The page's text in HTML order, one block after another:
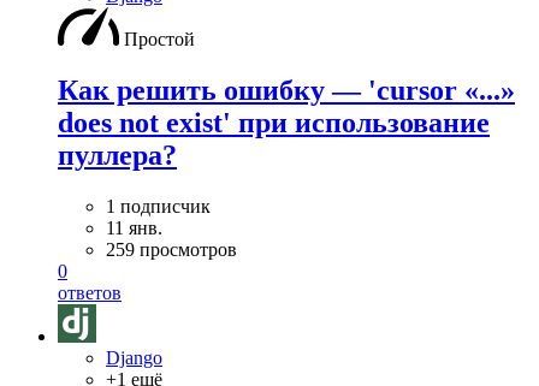
Простой
Как решить ошибку — 'cursor «...»
does not exist' при использование
пуллера?
1 подписчик
11 янв.
259 просмотров
0
ответов
Django
+1 ещё